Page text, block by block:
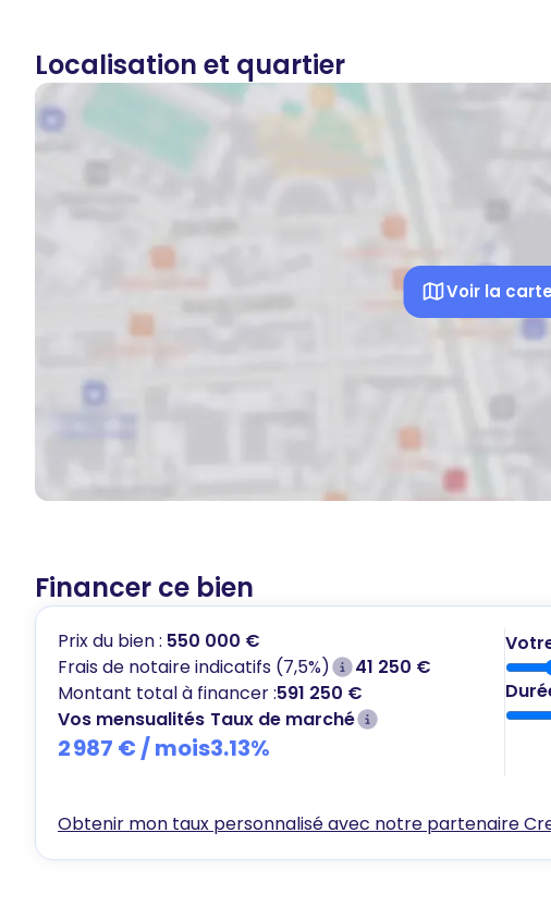
Localisation et quartier
Voir la carte
Financer ce bien
Prix du bien : 550 000 €
Frais de notaire indicatifs (7,5%)
41 250 €
Montant total à financer :591 250 €
Vos mensualités
2 987 € / mois
Taux de marché
3.13%
Obtenir mon taux personnalisé avec notre partenaire